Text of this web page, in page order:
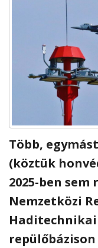
Több,
(köztük
2025-ben sem
Nemzetközi